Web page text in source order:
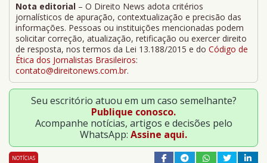
Nota editorial – O Direito News adota critérios
jornalísticos de apuração, contextualização e precisão das
informações. Pessoas ou instituições mencionadas podem
solicitar correção, atualização, retificação ou exercer direito
de resposta, nos termos da Lei 13.188/2015 e do Código de
Ética dos Jornalistas Brasileiros:
contato@direitonews.com.br.
Seu escritório atuou em um caso semelhante?
Publique conosco.
Acompanhe notícias, artigos e decisões pelo
WhatsApp: Assine aqui.
NOTÍCIAS